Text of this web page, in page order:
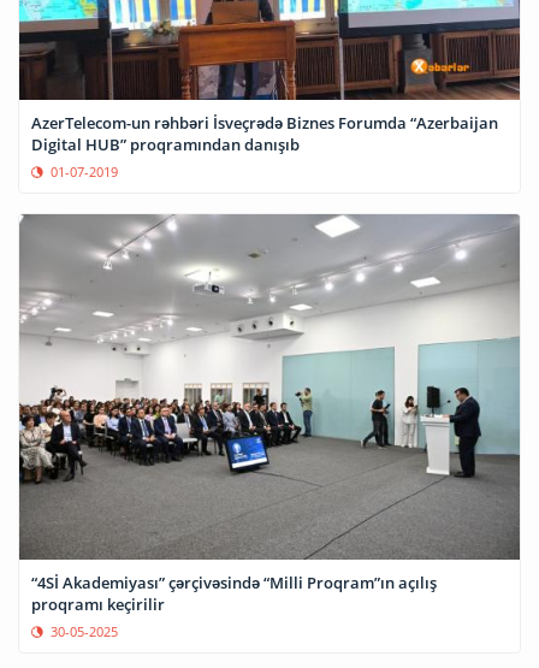
AzerTelecom-un rəhbəri İsveçrədə Biznes Forumda “Azerbaijan
Digital HUB” proqramından danışıb
01-07-2019
“4Sİ Akademiyası” çərçivəsində “Milli Proqram”ın açılış
proqramı keçirilir
30-05-2025